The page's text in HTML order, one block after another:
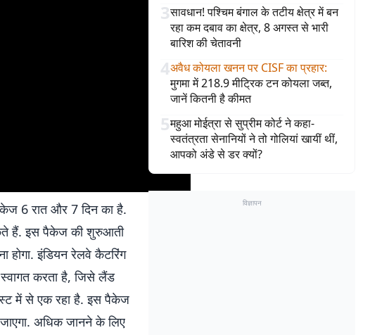
6 रात और 7 दिन का है.
हैं. इस पैकेज की शुरुआती
इंडियन रेलवे कैटरिंग
स्वागत करता है, जिसे लैंड
में से एक रहा है. इस पैकेज
अधिक जानने के लिए
3सावधान! पश्चिम बंगाल के तटीय क्षेत्र में बन
रहा कम दबाव का क्षेत्र, 8 अगस्त से भारी
बारिश की चेतावनी
4अवैध कोयला खनन पर CISF का प्रहार:
मुगमा में 218.9 मीट्रिक टन कोयला जब्त,
जानें कितनी है कीमत
5महुआ मोईत्रा से सुप्रीम कोर्ट ने कहा-
स्वतंत्रता सेनानियों ने तो गोलियां खायीं थीं,
आपको अंडे से डर क्यों?
विज्ञापन